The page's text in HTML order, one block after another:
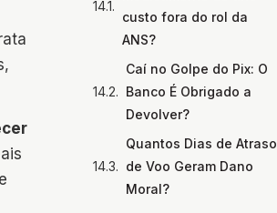
custo fora do rol da
ANS?
Caí no Golpe do Pix: O
Banco É Obrigado a
Devolver?
Quantos Dias de Atraso
de Voo Geram Dano
Moral?